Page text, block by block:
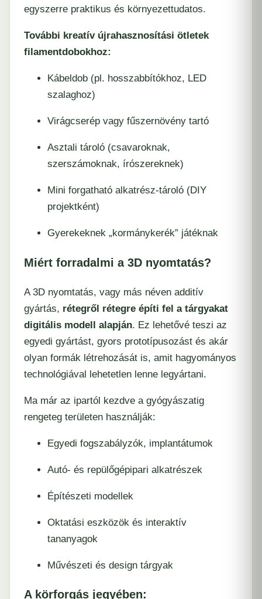
egyszerre praktikus és környezettudatos.
További kreatív újrahasznosítási ötletek
filamentdobokhoz:
Kábeldob (pl. hosszabbítókhoz, LED
szalaghoz)
Virágcserép vagy fűszernövény tartó
Asztali tároló (csavaroknak,
szerszámoknak, írószereknek)
Mini forgatható alkatrész-tároló (DIY
projektként)
Gyerekeknek „kormánykerék” játéknak
Miért forradalmi a 3D nyomtatás?
A 3D nyomtatás, vagy más néven additív
gyártás, rétegről rétegre építi fel a tárgyakat
digitális modell alapján. Ez lehetővé teszi az
egyedi gyártást, gyors prototípusozást és akár
olyan formák létrehozását is, amit hagyományos
technológiával lehetetlen lenne legyártani.
Ma már az ipartól kezdve a gyógyászatig
rengeteg területen használják:
Egyedi fogszabályzók, implantátumok
Autó- és repülőgépipari alkatrészek
Építészeti modellek
Oktatási eszközök és interaktív
tananyagok
Művészeti és design tárgyak
A körforgás jegyében: